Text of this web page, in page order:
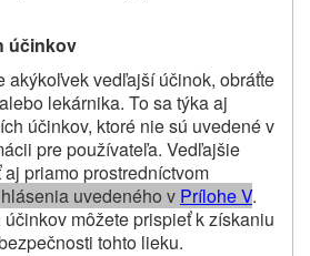
účinkov
akýkoľvek vedľajší účinok, obráťte
lekárnika. To sa týka aj
účinkov, ktoré nie sú uvedené v
pre používateľa. Vedľajšie
priamo prostredníctvom
uvedeného v Prílohe V.
môžete prispieť k získaniu
tohto lieku.